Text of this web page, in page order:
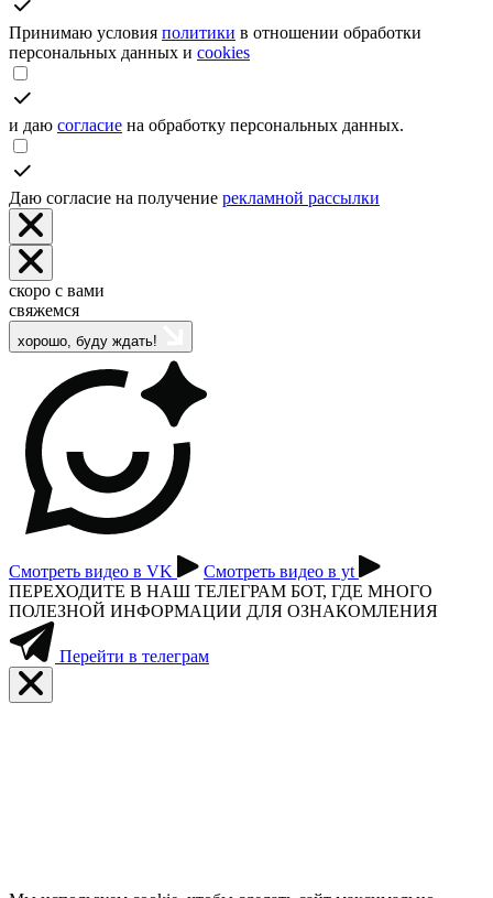
Принимаю условия политики в отношении обработки
персональных данных и cookies
и даю согласие на обработку персональных данных.
Даю согласие на получение рекламной рассылки
скоро с вами
свяжемся
хорошо, буду ждать!
Смотреть видео в VK
Смотреть видео в yt
ПЕРЕХОДИТЕ В НАШ ТЕЛЕГРАМ БОТ, ГДЕ МНОГО
ПОЛЕЗНОЙ ИНФОРМАЦИИ ДЛЯ ОЗНАКОМЛЕНИЯ
Перейти в телеграм